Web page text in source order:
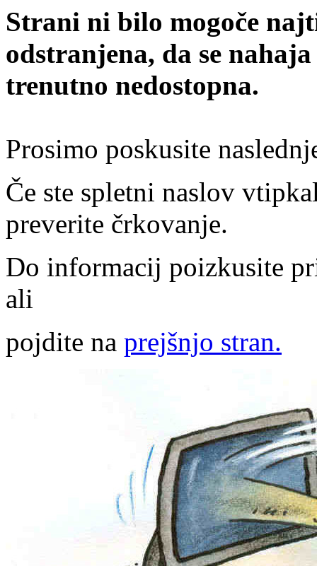
Strani ni bilo mogoče
odstranjena, da se
trenutno nedostopna.
Prosimo poskusite
Če ste spletni naslov
preverite črkovanje.
Do informacij poizkusite
ali
pojdite na prejšnjo stran.